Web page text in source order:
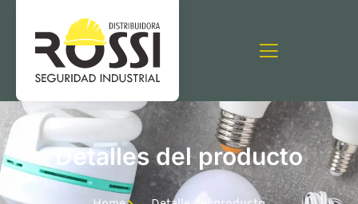
Detalles del producto